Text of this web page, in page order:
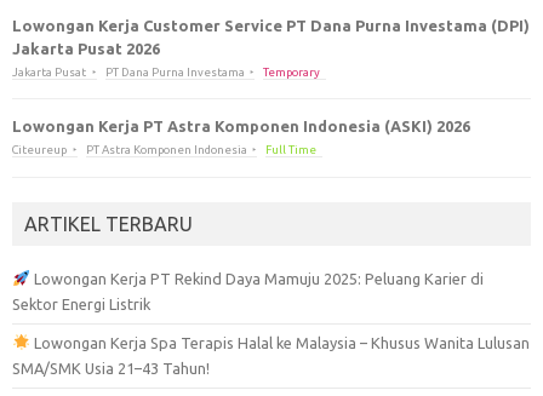
Lowongan Kerja Customer Service PT Dana Purna Investama (DPI)
Jakarta Pusat 2026
Jakarta Pusat PT Dana Purna Investama Temporary
Lowongan Kerja PT Astra Komponen Indonesia (ASKI) 2026
Citeureup PT Astra Komponen Indonesia Full Time
ARTIKEL TERBARU
Lowongan Kerja PT Rekind Daya Mamuju 2025: Peluang Karier di
Sektor Energi Listrik
Lowongan Kerja Spa Terapis Halal ke Malaysia – Khusus Wanita Lulusan
SMA/SMK Usia 21–43 Tahun!